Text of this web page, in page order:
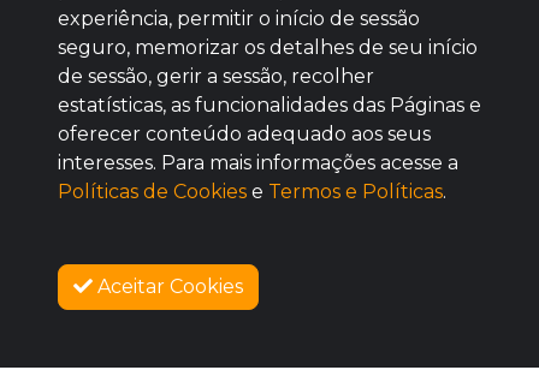
Baixe agora nosso app
SOBRE NÓS
experiência, permitir o início de sessão
seguro, memorizar os detalhes de seu início
de sessão, gerir a sessão, recolher
estatísticas, as funcionalidades das Páginas e
oferecer conteúdo adequado aos seus
interesses. Para mais informações acesse a
Políticas de Cookies e Termos e Políticas.
Aceitar Cookies